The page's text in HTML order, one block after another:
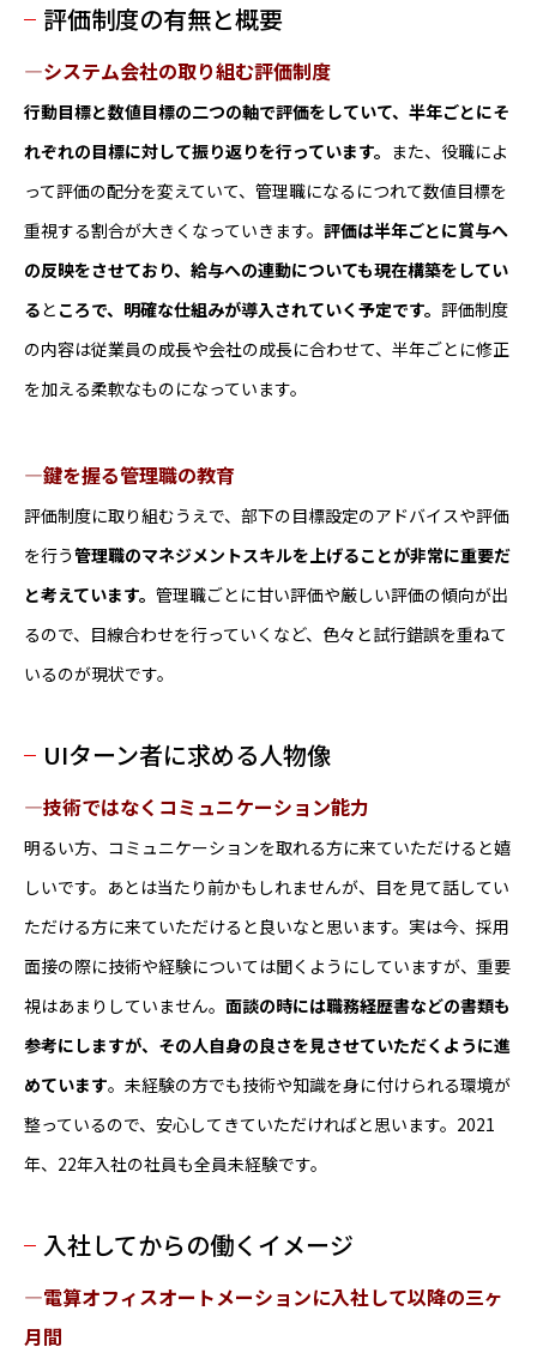
評価制度の有無と概要
―システム会社の取り組む評価制度
行動目標と数値目標の二つの軸で評価をしていて、半年ごとにそ
れぞれの目標に対して振り返りを行っています。 また、役職によ
って評価の配分を変えていて、管理職になるにつれて数値目標を
重視する割合が大きくなっていきます。 評価は半年ごとに賞与へ
の反映をさせており、給与への連動についても現在構築をしてい
ると ころで、明確な仕組みが導入されていく予定です。 評価制度
の内容は従業員の成長や会社の成長に合わせて、半年ごとに修正
を加える柔軟なものになっています。
―鍵を握る管理職の教育
評価制度に取り組むうえで、部下の目標設定のアドバイスや評価
を行う管理職のマネジメントスキルを上げることが非常に重要だ
と考えています。 管理職ごとに甘い評価や厳しい評価の傾向が出
るので、目線合わせを行っていくなど、色々と試行錯誤を重ねて
いるのが現状です。
UIターン者に求める人物像
―技術ではなくコミュニケーション能力
明るい方、コミュニケーションを取れる方に来ていただけると嬉
しいです。あとは当たり前かもしれませんが、目を見て話してい
ただける方に来ていただけると良いなと思います。実は今、採用
面接の際に技術や経験については聞くようにしていますが、重要
視はあまりしていません。 面談の時には職務経歴書などの書類も
参考にしますが、その人自身の良さを見させていただくように進
めています。未経験の方でも技術や知識を身に付けられる環境が
整っているので、安心してきていただければと思います。2021
年、22年入社の社員も全員未経験です。
入社してからの働くイメージ
―電算オフィスオートメーションに入社して以降の三ヶ
月間